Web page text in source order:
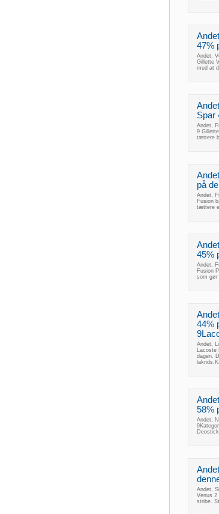
47%
Andet,
Gillette
med at
Spar
Andet,
9
tættere
på
Andet,
Fusion
tættere
45%
Andet,
Fusion
som gør
44%
Andet,
Lacoste
dagen.
58%
Andet,
Andet,
Venus 2
stribe.